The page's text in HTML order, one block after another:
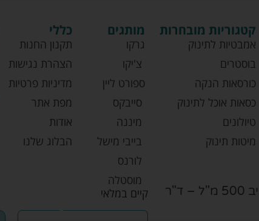
שמפו ללא דמעות קמיל בלו סנסיטיב 500 מ"ל – ד"ר
קיים במלאי
קטגוריות מובחרות
אמבטיות לתינוק
בוסטרים
כורסאות הנקה
כסאות אוכל לתינוק
טיולונים
מיטות תינוק
מותגים
גרקו
צ'יקו
ספורט ליין
סייבקס
מיננה
בייבי מישל
לורנס
מוסטלה
אוונט
כללי
תקנון החנות
הצהרת נגישות
מדיניות פרטיות
מפת אתר
אודות
הבלוג שלנו